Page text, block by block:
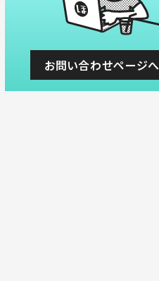
お問い合わせページへ